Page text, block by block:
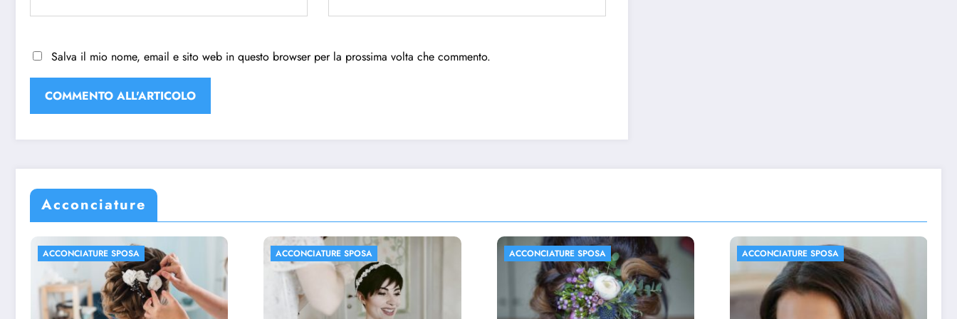
Salva il mio nome, email e sito web in questo browser per la prossima volta che commento.
Acconciature
ACCONCIATURE SPOSA ACCONCIATURE SPOSA ACCONCIATURE SPOSA
ACCONCIATURE SPOSA
FOTO MATRIMONIO